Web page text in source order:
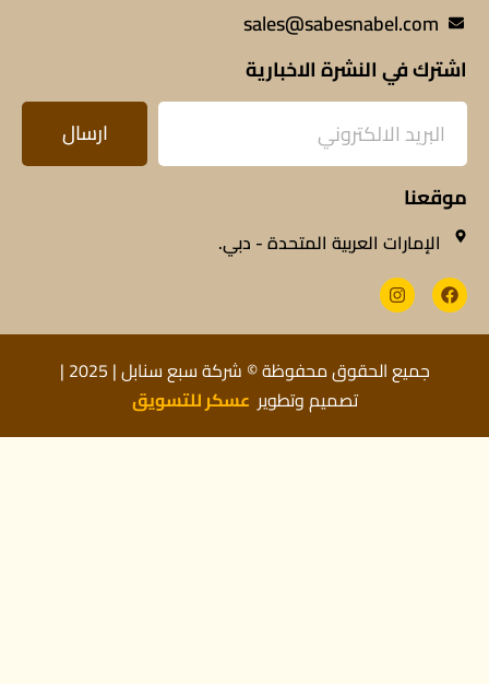
sales@sabesnabel.com
اشترك في النشرة الاخبارية
ارسال
موقعنا
الإمارات العربية المتحدة - دبي.
جميع الحقوق محفوظة © شركة سبع سنابل | 2025 |
تصميم وتطوير عسكر للتسويق
Optimized by Seraphinite Accelerator
Turns on site high speed to be attractive for people and search engines.